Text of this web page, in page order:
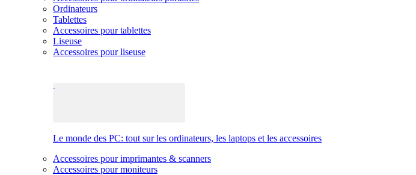
Ordinateurs
Tablettes
Accessoires pour tablettes
Liseuse
Accessoires pour liseuse
Le monde des PC: tout sur les ordinateurs, les laptops et les accessoires
Accessoires pour imprimantes & scanners
Accessoires pour moniteurs